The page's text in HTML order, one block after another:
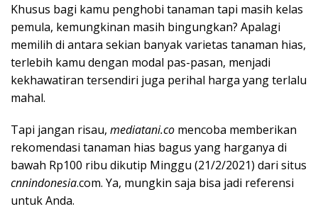
Khusus bagi kamu penghobi tanaman tapi masih kelas
pemula, kemungkinan masih bingungkan? Apalagi
memilih di antara sekian banyak varietas tanaman hias,
terlebih kamu dengan modal pas-pasan, menjadi
kekhawatiran tersendiri juga perihal harga yang terlalu
mahal.
Tapi jangan risau, mediatani.co mencoba memberikan
rekomendasi tanaman hias bagus yang harganya di
bawah Rp100 ribu dikutip Minggu (21/2/2021) dari situs
cnnindonesia.com. Ya, mungkin saja bisa jadi referensi
untuk Anda.